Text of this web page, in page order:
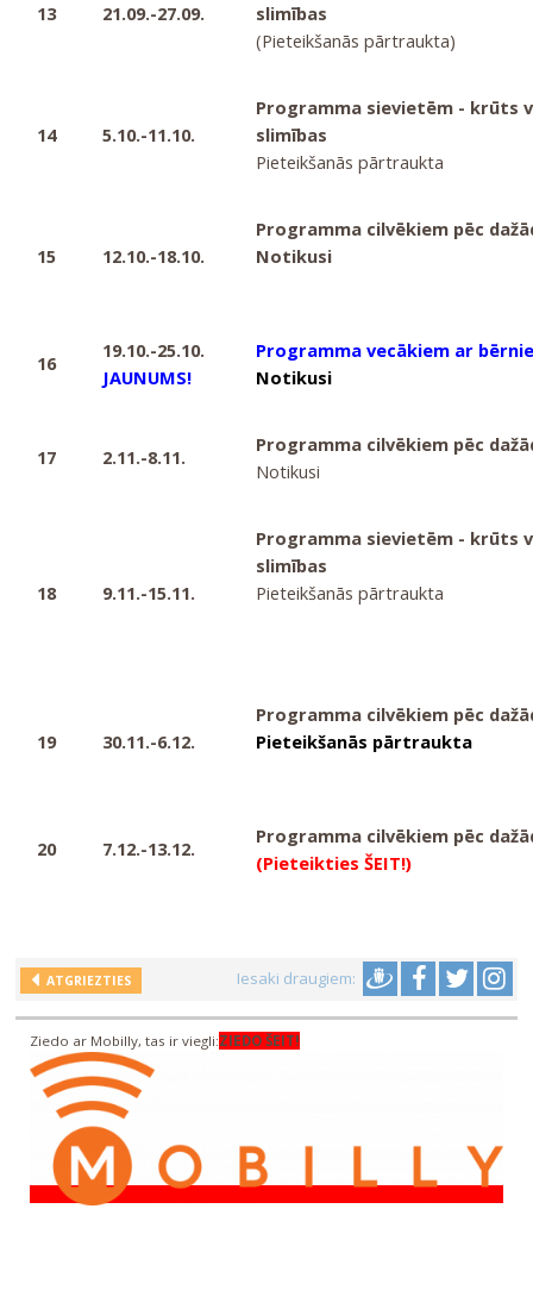
13 21.09.-27.09.
slimības
(Pieteikšanās pārtraukta)
14 5.10.-11.10.
Programma sievietēm - krūts
slimības
Pieteikšanās pārtraukta
15 12.10.-18.10.
Programma cilvēkiem pēc
Notikusi
16
19.10.-25.10.
JAUNUMS!
Programma vecākiem ar
Notikusi
17 2.11.-8.11.
Programma cilvēkiem pēc
Notikusi
18 9.11.-15.11.
Programma sievietēm - krūts
slimības
Pieteikšanās pārtraukta
19 30.11.-6.12.
Programmacilvēkiem pēc
Pieteikšanās pārtraukta
20 7.12.-13.12.
Programma cilvēkiem pēc
(Pieteikties ŠEIT!)
ATGRIEZTIES Iesaki draugiem:
Ziedo ar Mobilly, tas ir viegli:ZIEDO ŠEIT!